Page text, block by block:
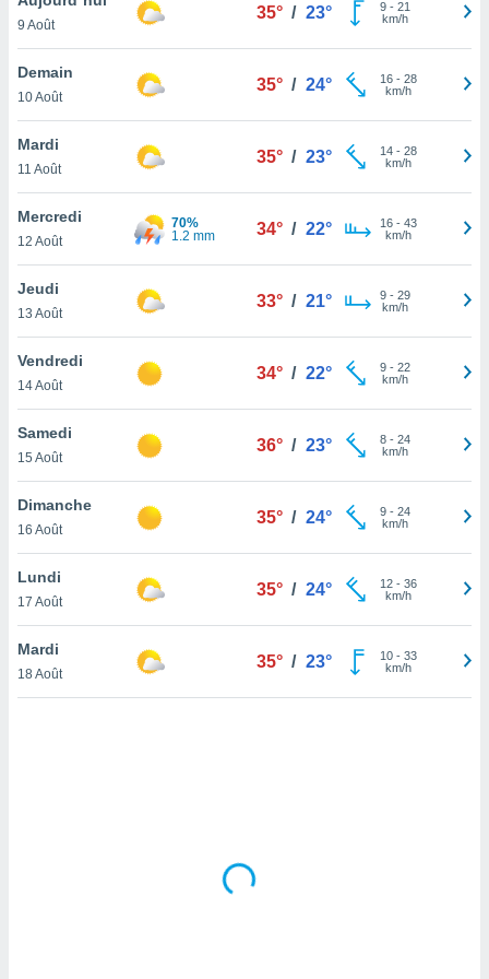
et
»,
au
vous
qu'ils
ou
le
ainsi
un
la
du
en
de
9 Août
35° / 23° 9- 21
km/h
Demain
10 Août
35° / 24° 16- 28
km/h
Mardi
11 Août
35° / 23° 14- 28
km/h
Mercredi
12 Août
70%
1.2 mm
34° / 22° 16- 43
km/h
Jeudi
13 Août
33° / 21° 9- 29
km/h
Vendredi
14 Août
34° / 22° 9- 22
km/h
Samedi
15 Août
36° / 23° 8- 24
km/h
Dimanche
16 Août
35° / 24° 9- 24
km/h
Lundi
17 Août
35° / 24° 12- 36
km/h
Mardi
18 Août
35° / 23° 10- 33
km/h